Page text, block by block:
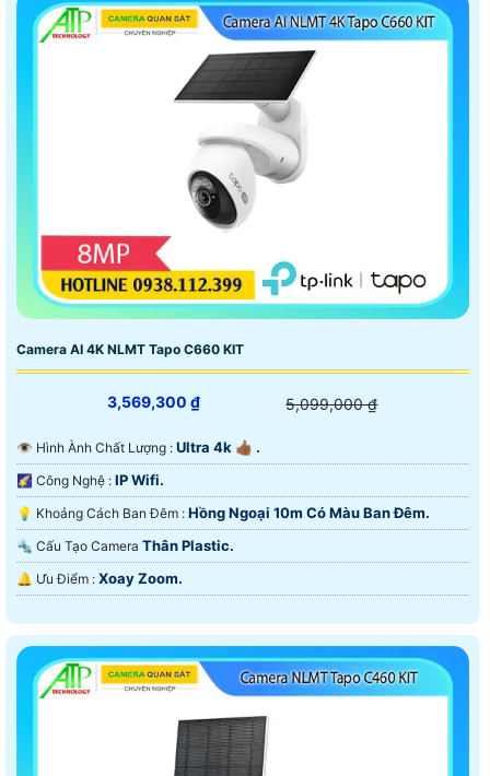
Camera AI 4K NLMT Tapo C660 KIT
3,569,300 ₫ 5,099,000 ₫
👁 Hình Ành Chất Lượng : Ultra 4k 👍🏾 .
🌠 Công Nghệ : IP Wifi.
💡 Khoảng Cách Ban Đêm : Hồng Ngoại 10m Có Màu Ban Ðêm.
🔩 Cấu Tạo Camera Thân Plastic.
️🔔 Ưu Điểm : Xoay Zoom.